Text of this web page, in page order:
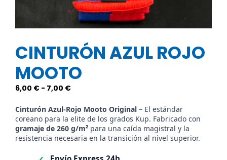
CINTURÓN AZUL ROJO
MOOTO
6,00 € - 7,00 €Rango
precios:
desde
6,00 €
hasta
Cinturón Azul-Rojo Mooto Original – El estándar
coreano para la elite de los grados Kup. Fabricado con
gramaje de 260 g/m² para una caída magistral y la
resistencia necesaria en la transición al nivel superior.